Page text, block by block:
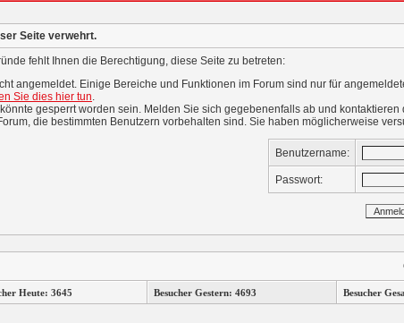
Seite verwehrt.
fehlt Ihnen die Berechtigung, diese Seite zu betreten:
angemeldet. Einige Bereiche und Funktionen im Forum sind nur für
Sie dies hier tun.
könnte gesperrt worden sein. Melden Sie sich gegebenenfalls ab und
die bestimmten Benutzern vorbehalten sind. Sie haben möglicherweise
Benutzername:
Passwort:
Heute: 3645 Besucher Gestern: 4693 Besucher